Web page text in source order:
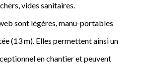
vides sanitaires.
sont légères, manu-portables
(13 m). Elles permettent ainsi un
en chantier et peuvent